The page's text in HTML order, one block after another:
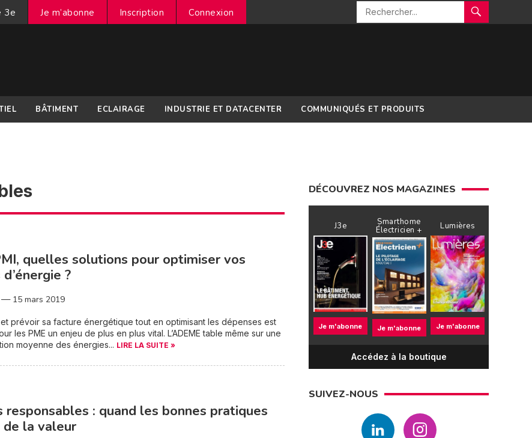
3e Je m’abonne Inscription Connexion
BÂTIMENT ECLAIRAGE INDUSTRIE ET DATACENTER COMMUNIQUÉS ET PRODUITS
quelles solutions pour optimiser vos
?
— 15 mars 2019
prévoir sa facture énergétique tout en optimisant les dépenses est
les PME un enjeu de plus en plus vital. L’ADEME table même sur une
moyenne des énergies... LIRE LA SUITE »
responsables : quand les bonnes pratiques
la valeur
DÉCOUVREZ NOS MAGAZINES
J3e
Je m'abonne
Smarthome
Électricien +
Je m'abonne
Lumières
Je m'abonne
Accédez à la boutique
SUIVEZ-NOUS